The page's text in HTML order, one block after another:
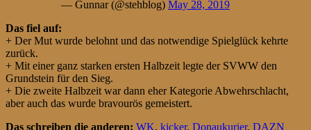
— Gunnar (@stehblog) May 28, 2019
Das fiel auf:
+ Der Mut wurde belohnt und das notwendige Spielglück kehrte
zurück.
+ Mit einer ganz starken ersten Halbzeit legte der SVWW den
Grundstein für den Sieg.
+ Die zweite Halbzeit war dann eher Kategorie Abwehrschlacht,
aber auch das wurde bravourös gemeistert.
Das schreiben die anderen: WK, kicker, Donaukurier, DAZN